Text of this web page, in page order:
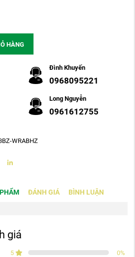
HÀNG
Đình Khuyến
0968095221
Long Nguyễn
0961612755
WRABHZ
ĐÁNH GIÁ BÌNH LUẬN
giá
5 0%